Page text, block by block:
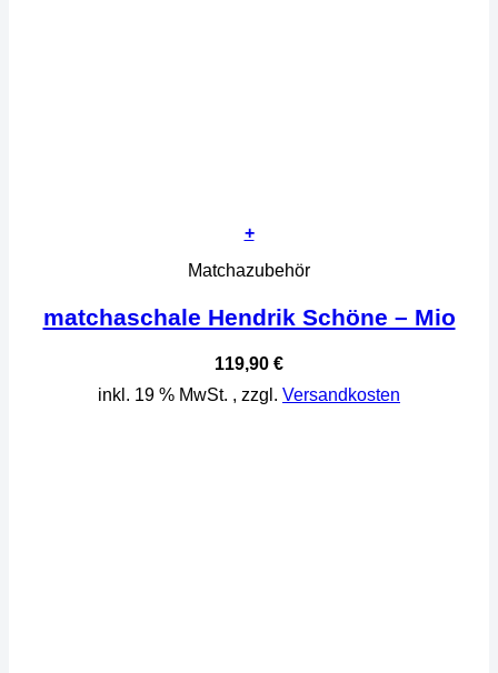
+
Matchazubehör
matchaschale Hendrik Schöne – Mio
119,90 €
inkl. 19 % MwSt. , zzgl. Versandkosten